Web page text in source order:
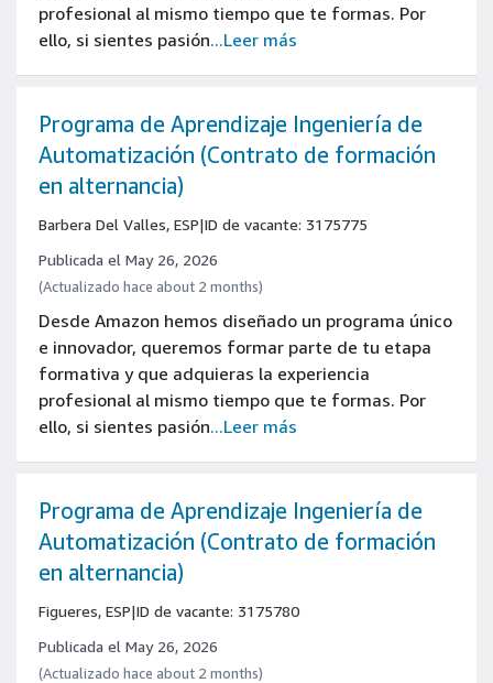
profesional al mismo tiempo que te formas. Por
ello, si sientes pasión...Leer más
Programa de Aprendizaje Ingeniería de
Automatización (Contrato de formación
en alternancia)
Barbera Del Valles, ESP|ID de vacante: 3175775
Publicada el May 26, 2026
(Actualizado hace about 2 months)
Desde Amazon hemos diseñado un programa único
e innovador, queremos formar parte de tu etapa
formativa y que adquieras la experiencia
profesional al mismo tiempo que te formas. Por
ello, si sientes pasión...Leer más
Programa de Aprendizaje Ingeniería de
Automatización (Contrato de formación
en alternancia)
Figueres, ESP|ID de vacante: 3175780
Publicada el May 26, 2026
(Actualizado hace about 2 months)